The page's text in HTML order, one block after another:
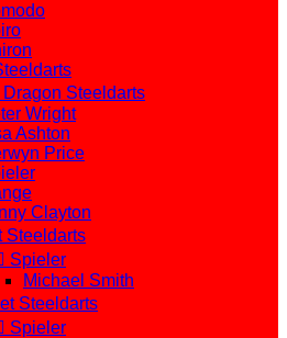
Dragon Steeldarts
Wright
Ashton
Price
Clayton
Steeldarts
Spieler
Michael Smith
Steeldarts
Spieler